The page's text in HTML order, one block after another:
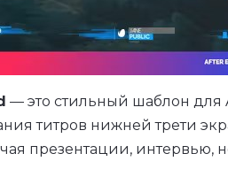
— это стильный шаблон для
титров нижней трети
презентации, интервью,